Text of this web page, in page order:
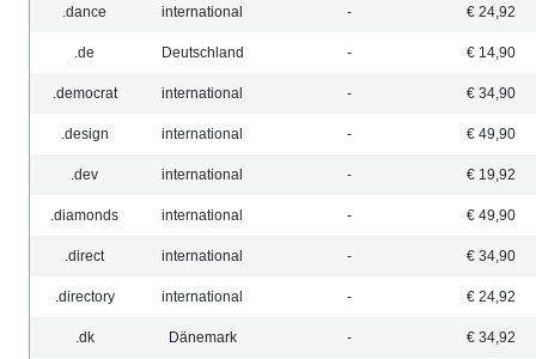
.dance international - € 24,92
.de Deutschland - € 14,90
.democrat international - € 34,90
.design international - € 49,90
.dev international - € 19,92
.diamonds international - € 49,90
.direct international - € 34,90
.directory international - € 24,92
.dk Dänemark - € 34,92